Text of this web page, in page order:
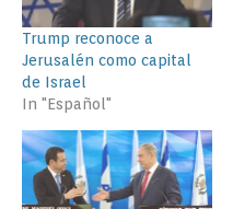
Trump reconoce a
Jerusalén como capital
de Israel
In "Español"